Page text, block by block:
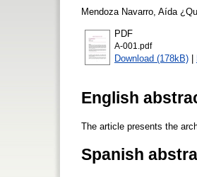
Mendoza Navarro, Aída
PDF
A-001.pdf
Download (178kB) |
English
The article presents the
Spanish